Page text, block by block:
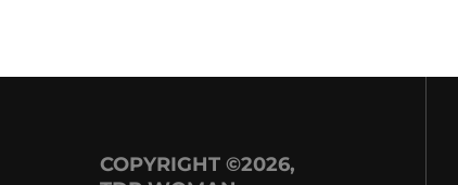
COPYRIGHT ©2026,